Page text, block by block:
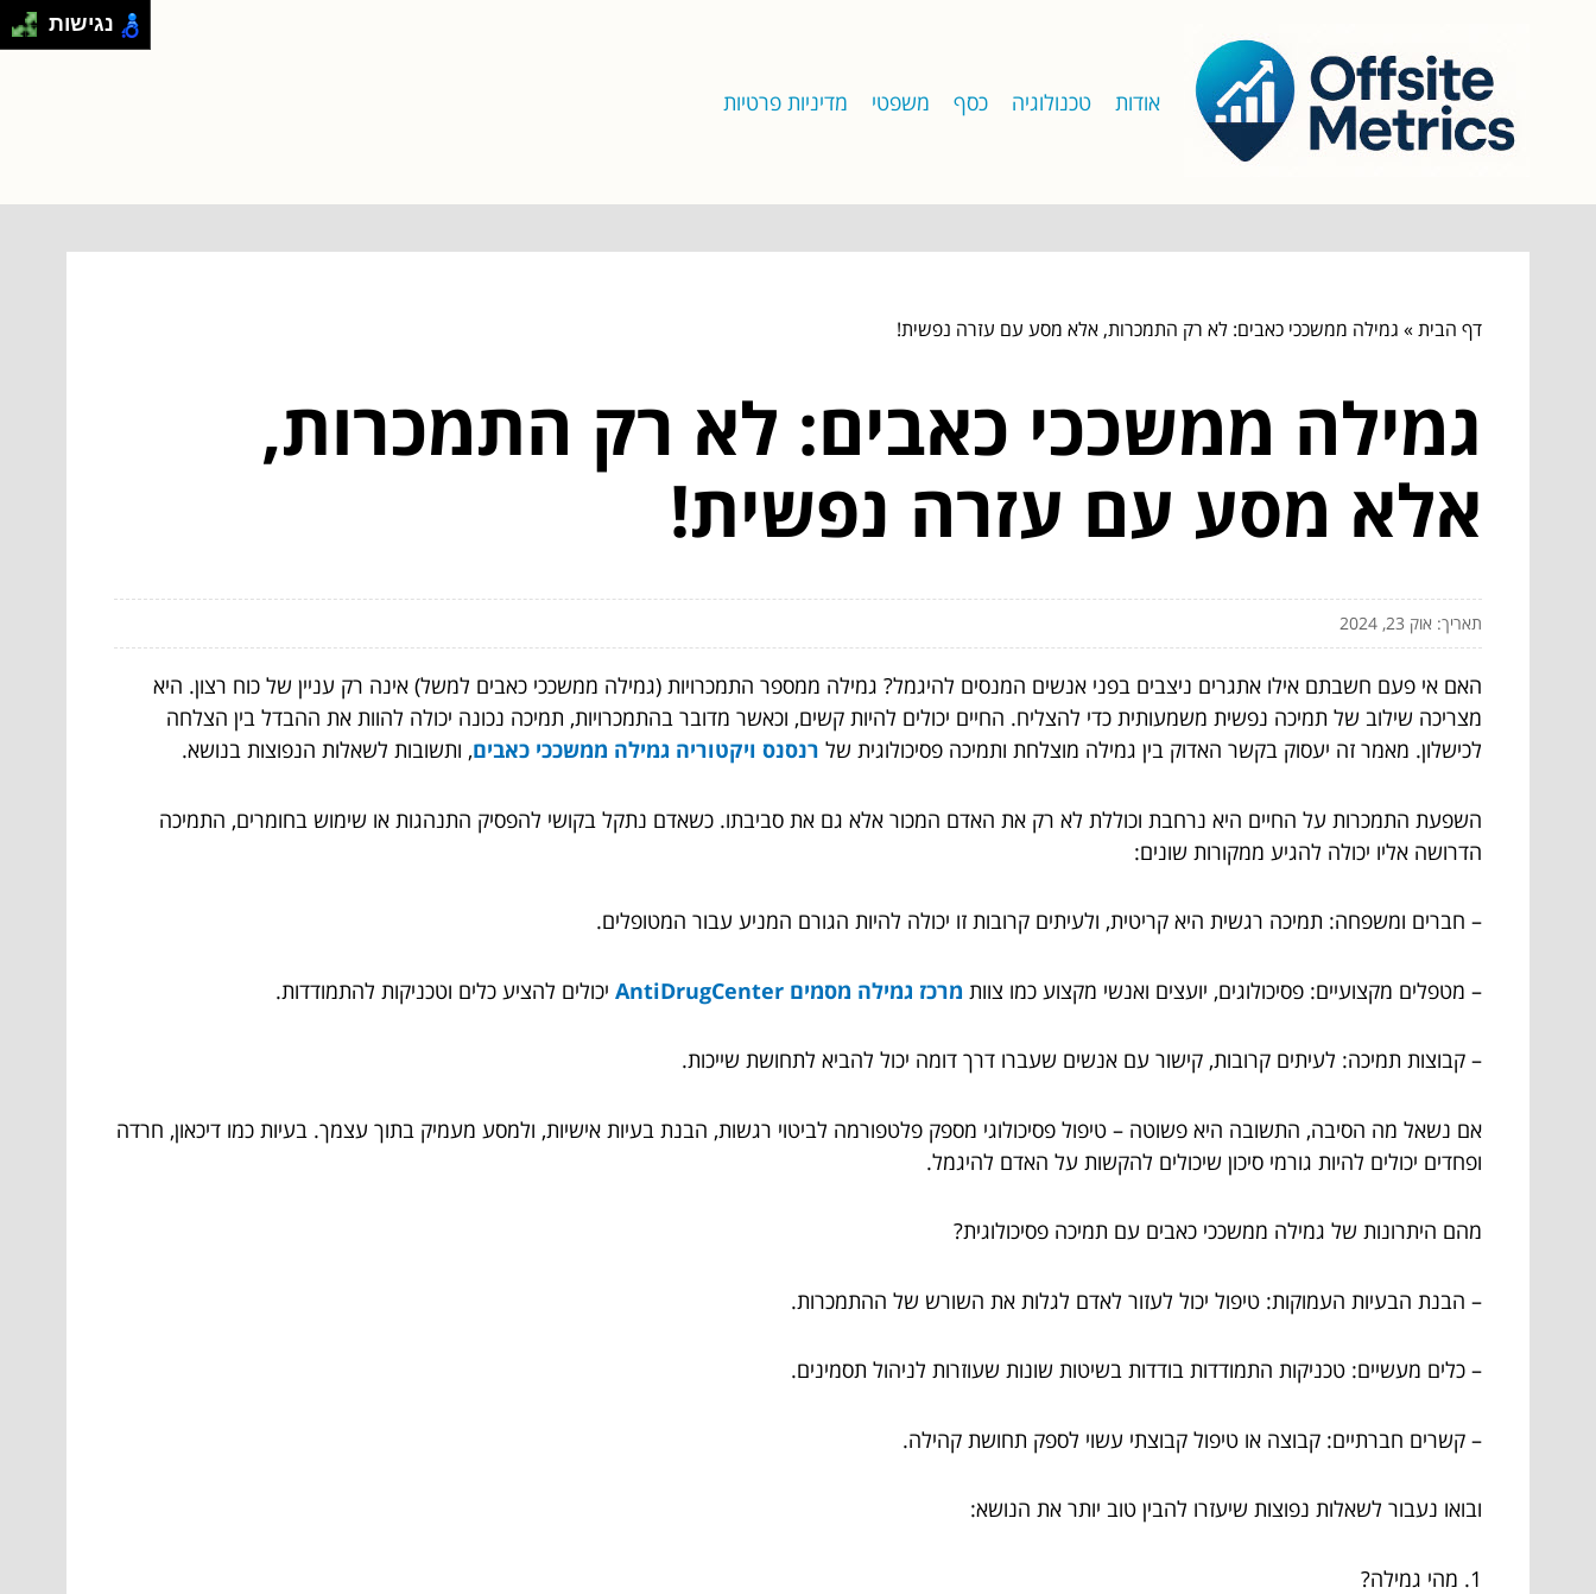
אודות טכנולוגיה כסף משפטי מדיניות פרטיות
דף הבית» גמילה ממשככי כאבים: לא רק התמכרות, אלא מסע עם עזרה נפשית!
גמילה ממשככי כאבים: לא רק התמכרות,
אלא מסע עם עזרה נפשית!
תאריך: אוק 23, 2024
האם אי פעם חשבתם אילו אתגרים ניצבים בפני אנשים המנסים להיגמל? גמילה ממספר התמכרויות (גמילה ממשככי כאבים למשל) אינה רק עניין של כוח רצון. היא
מצריכה שילוב של תמיכה נפשית משמעותית כדי להצליח. החיים יכולים להיות קשים, וכאשר מדובר בהתמכרויות, תמיכה נכונה יכולה להוות את ההבדל בין הצלחה
לכישלון. מאמר זה יעסוק בקשר האדוק בין גמילה מוצלחת ותמיכה פסיכולוגית של רנסנס ויקטוריה גמילה ממשככי כאבים, ותשובות לשאלות הנפוצות בנושא.
השפעת התמכרות על החיים היא נרחבת וכוללת לא רק את האדם המכור אלא גם את סביבתו. כשאדם נתקל בקושי להפסיק התנהגות או שימוש בחומרים, התמיכה
הדרושה אליו יכולה להגיע ממקורות שונים:
– חברים ומשפחה: תמיכה רגשית היא קריטית, ולעיתים קרובות זו יכולה להיות הגורם המניע עבור המטופלים.
– מטפלים מקצועיים: פסיכולוגים, יועצים ואנשי מקצוע כמו צוות מרכז גמילה מסמים AntiDrugCenter יכולים להציע כלים וטכניקות להתמודדות.
– קבוצות תמיכה: לעיתים קרובות, קישור עם אנשים שעברו דרך דומה יכול להביא לתחושת שייכות.
אם נשאל מה הסיבה, התשובה היא פשוטה – טיפול פסיכולוגי מספק פלטפורמה לביטוי רגשות, הבנת בעיות אישיות, ולמסע מעמיק בתוך עצמך. בעיות כמו דיכאון, חרדה
ופחדים יכולים להיות גורמי סיכון שיכולים להקשות על האדם להיגמל.
מהם היתרונות של גמילה ממשככי כאבים עם תמיכה פסיכולוגית?
– הבנת הבעיות העמוקות: טיפול יכול לעזור לאדם לגלות את השורש של ההתמכרות.
– כלים מעשיים: טכניקות התמודדות בודדות בשיטות שונות שעוזרות לניהול תסמינים.
– קשרים חברתיים: קבוצה או טיפול קבוצתי עשוי לספק תחושת קהילה.
ובואו נעבור לשאלות נפוצות שיעזרו להבין טוב יותר את הנושא:
1. מהי גמילה?
נגישות